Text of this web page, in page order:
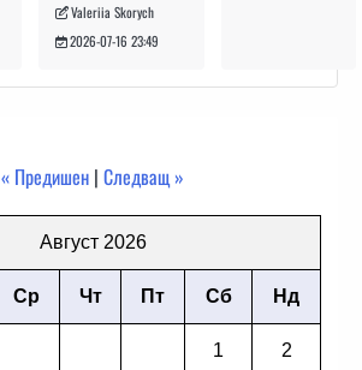
Valeriia Skorych
2026-07-16 23:49
« Предишен | Следващ »
Август 2026
Ср Чт Пт Сб Нд
1 2